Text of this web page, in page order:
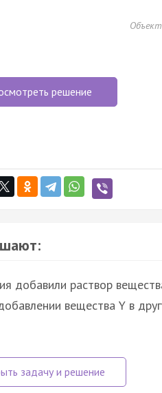
решение
добавили раствор
вещества Y в